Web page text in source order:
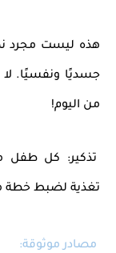
هذه ليست مجرد
جسديًا ونفسيًا.
من اليوم!
تذكير: كل طفل
تغذية لضبط خطة
مصادر موثوقة: